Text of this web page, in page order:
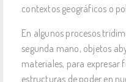
contextos geográficos o
En algunos procesos
segunda mano, objetos
materiales, para expresar
estructuras de poder en